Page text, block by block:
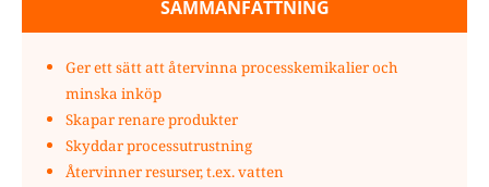
SAMMANFATTNING
Ger ett sätt att återvinna processkemikalier och
minska inköp
Skapar renare produkter
Skyddar processutrustning
Återvinner resurser, t.ex. vatten